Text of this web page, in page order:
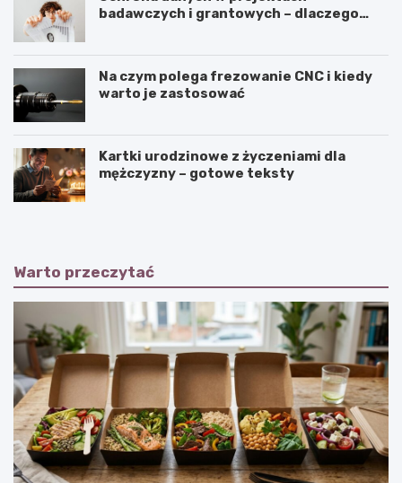
badawczych i grantowych – dlaczego
Na czym polega frezowanie CNC i kiedy
warto je zastosować
Kartki urodzinowe z życzeniami dla
mężczyzny – gotowe teksty
Warto przeczytać